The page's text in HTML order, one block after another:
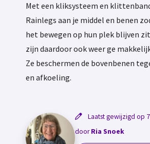
Met een kliksysteem en
Rainlegs aan je middel en benen
het bewegen op hun plek blijven
zijn daardoor ook weer ge
Ze beschermen de bovenbenen
en afkoeling.
Laatst gewijzigd op
doorRia Snoek